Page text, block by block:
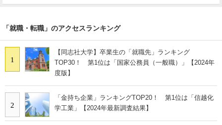
「就職・転職」のアクセスランキング
1
【同志社大学】卒業生の「就職先」ランキング
TOP30！ 第1位は「国家公務員（一般職）」【2024年
度版】
2
「金持ち企業」ランキングTOP20！ 第1位は「信越化
学工業」【2024年最新調査結果】